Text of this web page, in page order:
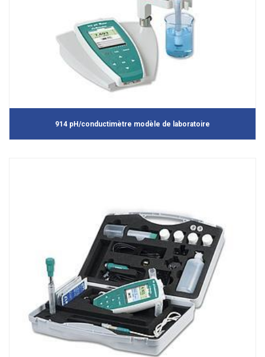
914 pH/conductimètre modèle de laboratoire